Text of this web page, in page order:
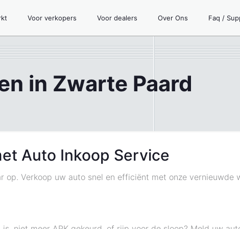
Voor verkopers Voor dealers Over Ons Faq /
in Zwarte Paard
Auto Inkoop Service
op. Verkoop uw auto snel en efficiënt met onze vernieuwde